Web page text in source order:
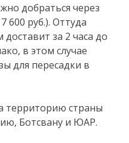
добраться через
600 руб.). Оттуда
за 2 часа до
в этом случае
для пересадки в
территорию страны
Ботсвану и ЮАР.